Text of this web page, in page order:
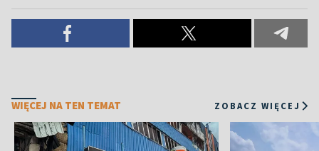
WIĘCEJ NA TEN TEMAT ZOBACZ WIĘCEJ